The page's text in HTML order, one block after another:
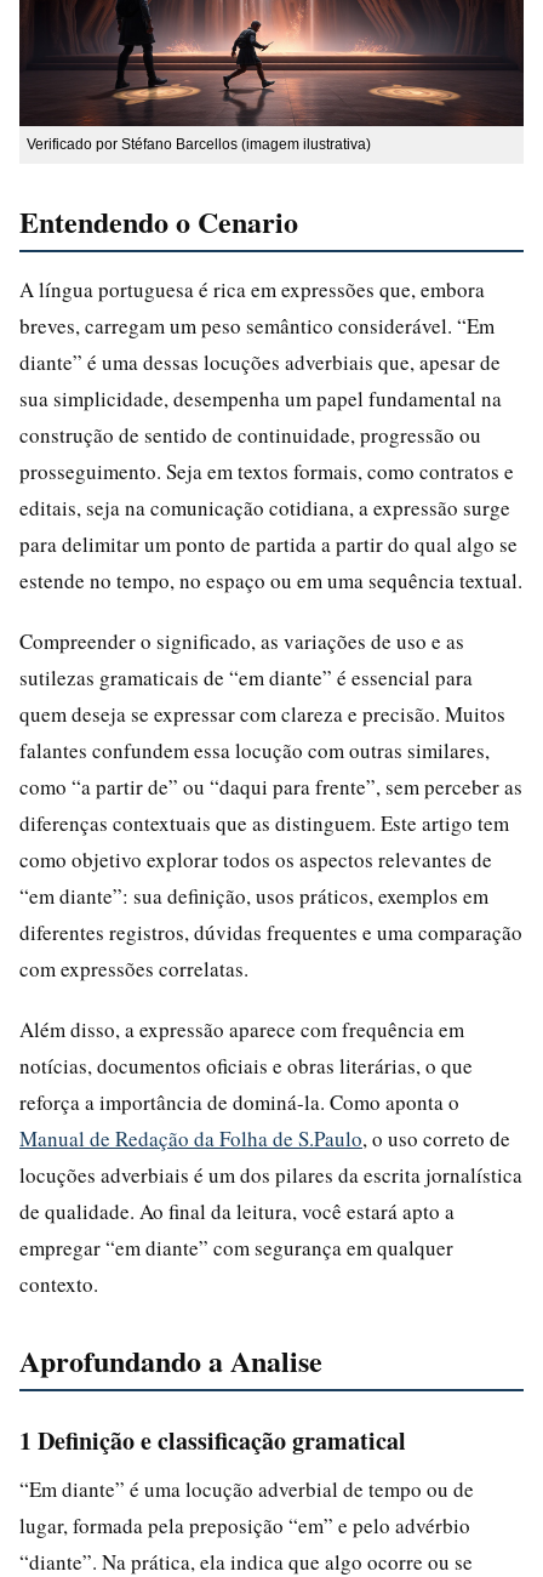
Verificado por Stéfano Barcellos (imagem ilustrativa)
Entendendo o Cenario
A língua portuguesa é rica em expressões que, embora
breves, carregam um peso semântico considerável. “Em
diante” é uma dessas locuções adverbiais que, apesar de
sua simplicidade, desempenha um papel fundamental na
construção de sentido de continuidade, progressão ou
prosseguimento. Seja em textos formais, como contratos e
editais, seja na comunicação cotidiana, a expressão surge
para delimitar um ponto de partida a partir do qual algo se
estende no tempo, no espaço ou em uma sequência textual.
Compreender o significado, as variações de uso e as
sutilezas gramaticais de “em diante” é essencial para
quem deseja se expressar com clareza e precisão. Muitos
falantes confundem essa locução com outras similares,
como “a partir de” ou “daqui para frente”, sem perceber as
diferenças contextuais que as distinguem. Este artigo tem
como objetivo explorar todos os aspectos relevantes de
“em diante”: sua definição, usos práticos, exemplos em
diferentes registros, dúvidas frequentes e uma comparação
com expressões correlatas.
Além disso, a expressão aparece com frequência em
notícias, documentos oficiais e obras literárias, o que
reforça a importância de dominá-la. Como aponta o
Manual de Redação da Folha de S.Paulo, o uso correto de
locuções adverbiais é um dos pilares da escrita jornalística
de qualidade. Ao final da leitura, você estará apto a
empregar “em diante” com segurança em qualquer
contexto.
Aprofundando a Analise
1 Definição e classificação gramatical
“Em diante” é uma locução adverbial de tempo ou de
lugar, formada pela preposição “em” e pelo advérbio
“diante”. Na prática, ela indica que algo ocorre ou se